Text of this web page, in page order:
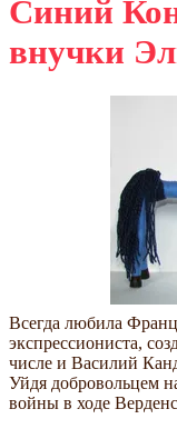
Синий
внучки
Всегда любила
экспрессиониста,
числе и Василий
Уйдя добровольцем
войны в ходе